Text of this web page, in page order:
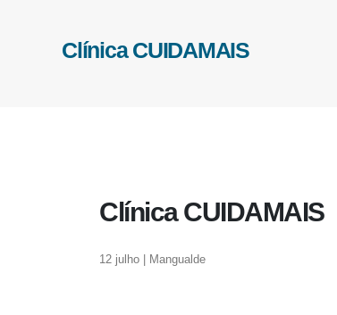
Clínica CUIDAMAIS
Clínica CUIDAMAIS
12 julho | Mangualde